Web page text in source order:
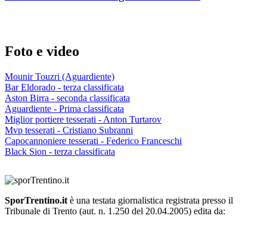
Foto e video
Mounir Touzri (Aguardiente)
Bar Eldorado - terza classificata
Aston Birra - seconda classificata
Aguardiente - Prima classificata
Miglior portiere tesserati - Anton Turtarov
Mvp tesserati - Cristiano Subranni
Capocannoniere tesserati - Federico Franceschi
Black Sion - terza classificata
SporTrentino.it è una testata giornalistica registrata presso il
Tribunale di Trento (aut. n. 1.250 del 20.04.2005) edita da: